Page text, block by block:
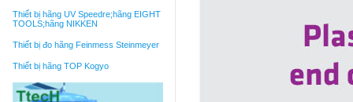
Thiết bị hãng UV Speedre;hãng EIGHT
TOOLS;hãng NIKKEN
Thiết bị đo hãng Feinmess Steinmeyer
Thiết bị hãng TOP Kogyo